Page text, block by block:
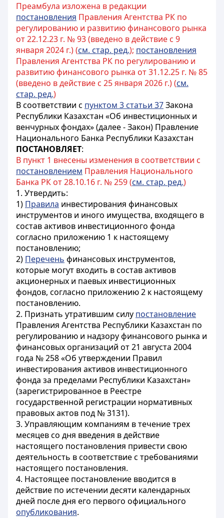
Преамбула изложена в редакции
постановления Правления Агентства РК по
регулированию и развитию финансового рынка
от 22.12.23 г. № 93 (введено в действие с 9
января 2024 г.) (см. стар. ред.); постановления
Правления Агентства РК по регулированию и
развитию финансового рынка от 31.12.25 г. № 85
(введено в действие с 25 января 2026 г.) (см.
стар. ред.)
В соответствии с пунктом 3 статьи 37Закона
Республики Казахстан «Об инвестиционных и
венчурных фондах» (далее - Закон) Правление
Национального Банка Республики Казахстан
ПОСТАНОВЛЯЕТ:
В пункт 1 внесены изменения в соответствии с
постановлением Правления Национального
Банка РК от 28.10.16 г. № 259 (см. стар. ред.)
1. Утвердить:
1) Правила инвестирования финансовых
инструментов и иного имущества, входящего в
состав активов инвестиционного фонда
согласно приложению 1 к настоящему
постановлению;
2) Перечень финансовых инструментов,
которые могут входить в состав активов
акционерных и паевых инвестиционных
фондов, согласно приложению 2 к настоящему
постановлению.
2. Признать утратившим силу постановление
Правления Агентства Республики Казахстан по
регулированию и надзору финансового рынка и
финансовых организаций от 21 августа 2004
года № 258 «Об утверждении Правил
инвестирования активов инвестиционного
фонда за пределами Республики Казахстан»
(зарегистрированное в Реестре
государственной регистрации нормативных
правовых актов под № 3131).
3. Управляющим компаниям в течение трех
месяцев со дня введения в действие
настоящего постановления привести свою
деятельность в соответствие с требованиями
настоящего постановления.
4. Настоящее постановление вводится в
действие по истечении десяти календарных
дней после дня его первого официального
опубликования.